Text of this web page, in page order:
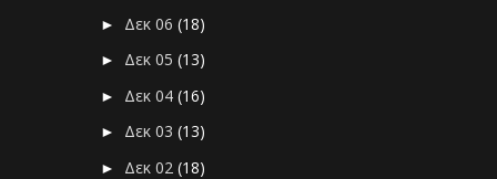
► Δεκ 06(18)
► Δεκ 05(13)
► Δεκ 04(16)
► Δεκ 03(13)
► Δεκ 02(18)